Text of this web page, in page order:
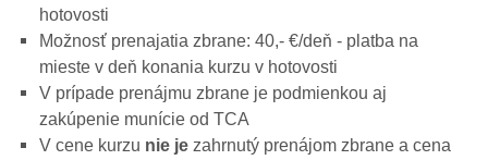
hotovosti
Možnosť prenajatia zbrane: 40,- €/deň - platba na
mieste v deň konania kurzu v hotovosti
V prípade prenájmu zbrane je podmienkou aj
zakúpenie munície od TCA
V cene kurzu nie je zahrnutý prenájom zbrane a cena